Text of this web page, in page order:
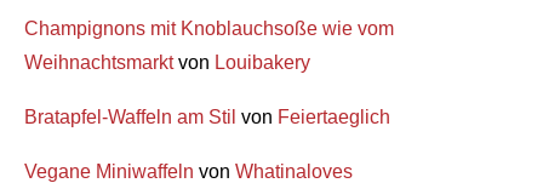
Champignons mit Knoblauchsoße wie vom
Weihnachtsmarktvon Louibakery
Bratapfel-Waffeln am Stil von Feiertaeglich
Vegane Miniwaffeln von Whatinaloves